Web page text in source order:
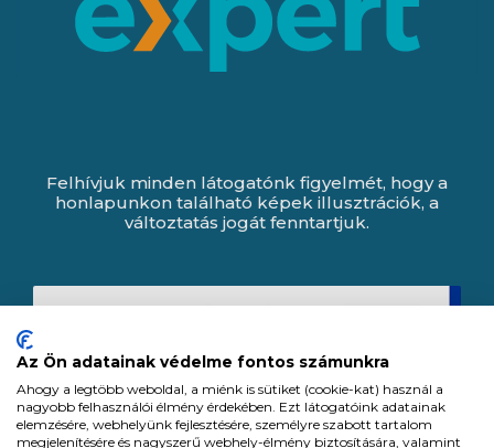
Felhívjuk minden látogatónk figyelmét, hogy a
honlapunkon található képek illusztrációk, a
változtatás jogát fenntartjuk.
Az Ön adatainak védelme fontos számunkra
Ahogy a legtöbb weboldal, a miénk is sütiket (cookie-kat) használ a
nagyobb felhasználói élmény érdekében. Ezt látogatóink adatainak
elemzésére, webhelyünk fejlesztésére, személyre szabott tartalom
megjelenítésére és nagyszerű webhely-élmény biztosítására, valamint